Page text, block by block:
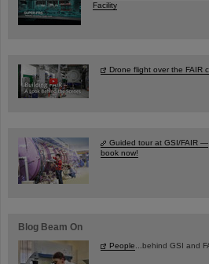
Facility
Drone flight over the FAIR
Guided tour at GSI/FAIR —
book now!
Blog Beam On
People ...behind GSI and